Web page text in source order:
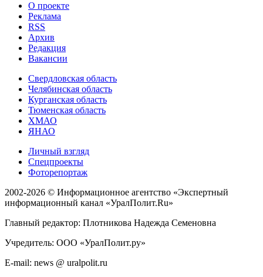
О проекте
Реклама
RSS
Архив
Редакция
Вакансии
Свердловская область
Челябинская область
Курганская область
Тюменская область
ХМАО
ЯНАО
Личный взгляд
Спецпроекты
Фоторепортаж
2002-2026 © Информационное агентство «Экспертный
информационный канал «УралПолит.Ru»
Главный редактор: Плотникова Надежда Семеновна
Учредитель: ООО «УралПолит.ру»
E-mail: news @ uralpolit.ru